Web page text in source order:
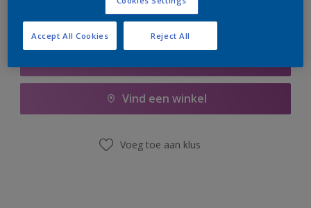
Vind een winkel
Voeg toe aan klus
Reject All
Accept All Cookies